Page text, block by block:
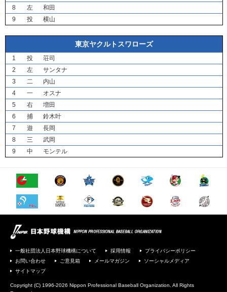
8
左
和田
9
投 横山
東京ヤクルトスワローズ
1 投
荘司
2
左
サンタナ
3
二
内山
4
一
オスナ
5
右
増田
6
捕
鈴木叶
7
遊
長岡
8
三
武岡
9
中 モンテル
一般社団法人日本野球機構について 採用情報
プライバシーポリシー
お問い合わせ
ご意見箱 メールマガジン
ソーシャルメディア
サイトマップ
Copyright (C) 1996-2026 Nippon Professional Baseball Organization. All Rights